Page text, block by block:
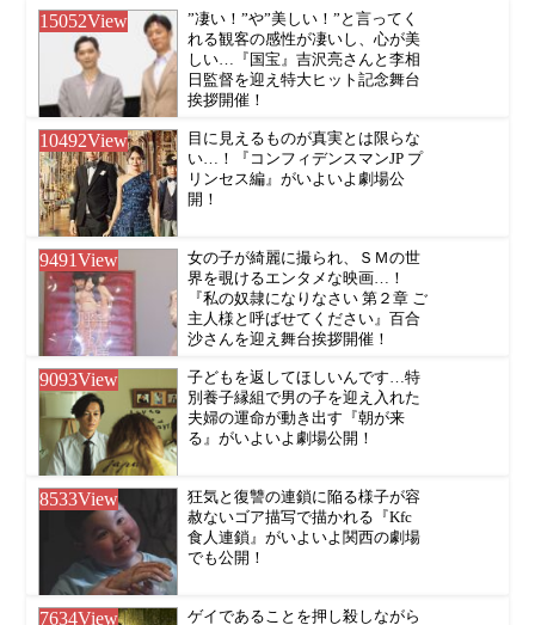
15052View
”凄い！”や”美しい！”と言ってく
れる観客の感性が凄いし、心が美
しい…『国宝』吉沢亮さんと李相
日監督を迎え特大ヒット記念舞台
挨拶開催！
10492View
目に見えるものが真実とは限らな
い…！『コンフィデンスマンJP プ
リンセス編』がいよいよ劇場公
開！
9491View
女の子が綺麗に撮られ、ＳＭの世
界を覗けるエンタメな映画…！
『私の奴隷になりなさい 第２章 ご
主人様と呼ばせてください』百合
沙さんを迎え舞台挨拶開催！
9093View
子どもを返してほしいんです…特
別養子縁組で男の子を迎え入れた
夫婦の運命が動き出す『朝が来
る』がいよいよ劇場公開！
8533View
狂気と復讐の連鎖に陥る様子が容
赦ないゴア描写で描かれる『Kfc
食人連鎖』がいよいよ関西の劇場
でも公開！
7634View
ゲイであることを押し殺しながら